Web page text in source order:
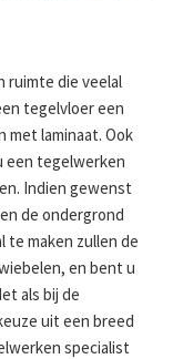
ruimte die veelal
tegelvloer een
met laminaat. Ook
een tegelwerken
Indien gewenst
de ondergrond
te maken zullen de
en bent u
als bij de
uit een breed
specialist